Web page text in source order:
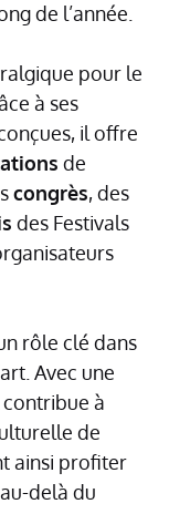
de l’année.
pour le
à ses
il offre
de
congrès, des
des Festivals
rôle clé dans
Avec une
à
de
ainsi profiter
delà du